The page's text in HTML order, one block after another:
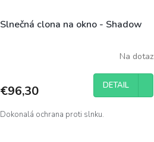
Slnečná clona na okno - Shadow
Na dotaz
€96,30 DETAIL
Dokonalá ochrana proti slnku.